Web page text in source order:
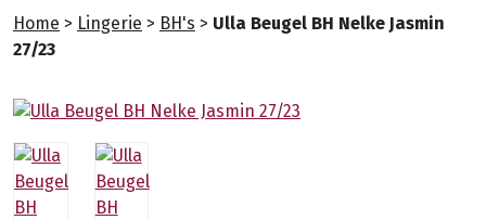
Home > Lingerie > BH's > Ulla Beugel BH Nelke Jasmin
27/23